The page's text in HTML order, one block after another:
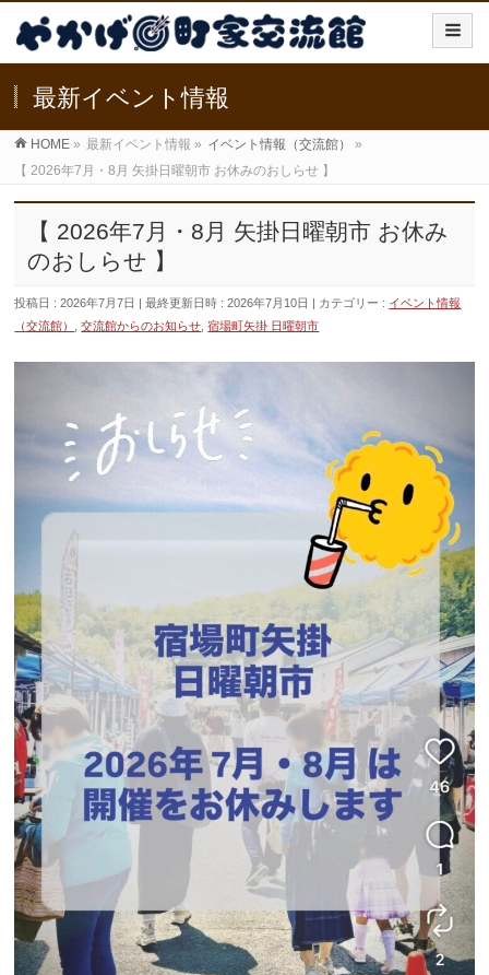
最新イベント情報
HOME » 最新イベント情報 » イベント情報（交流館）
»
【 2026年7月・8月 矢掛日曜朝市 お休みのおしらせ 】
【 2026年7月・8月 矢掛日曜朝市 お休み
のおしらせ 】
投稿日 : 2026年7月7日 最終更新日時 : 2026年7月10日 カテゴリー : イベント情報
（交流館）
,交流館からのお知らせ ,宿場町矢掛 日曜朝市